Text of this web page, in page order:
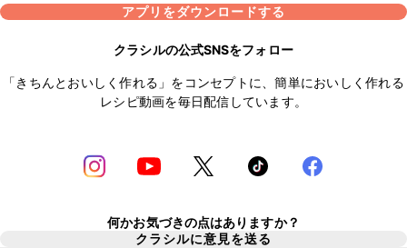
アプリをダウンロードする
クラシルの公式SNSをフォロー
「きちんとおいしく作れる」をコンセプトに、簡単においしく作れる
レシピ動画を毎日配信しています。
何かお気づきの点はありますか？
クラシルに意見を送る